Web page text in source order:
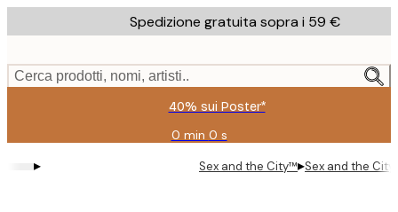
to
content.
Spedizione gratuita sopra i 59 €
Cerca prodotti, nomi, artisti..
40% sui Poster*
0 min 0 s
Valido
fino
a:
▸ Sex and the City™▸Sex and the